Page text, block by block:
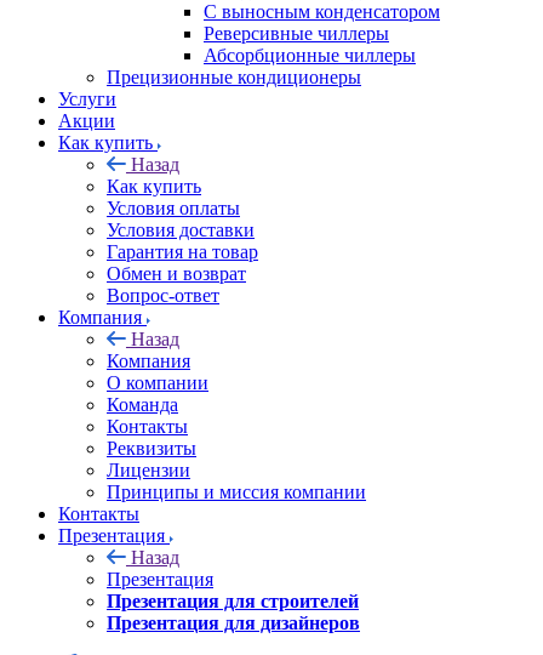
С выносным конденсатором
Реверсивные чиллеры
Абсорбционные чиллеры
Прецизионные кондиционеры
Услуги
Акции
Как купить
Назад
Как купить
Условия оплаты
Условия доставки
Гарантия на товар
Обмен и возврат
Вопрос-ответ
Компания
Назад
Компания
О компании
Команда
Контакты
Реквизиты
Лицензии
Принципы и миссия компании
Контакты
Презентация
Назад
Презентация
Презентация для строителей
Презентация для дизайнеров